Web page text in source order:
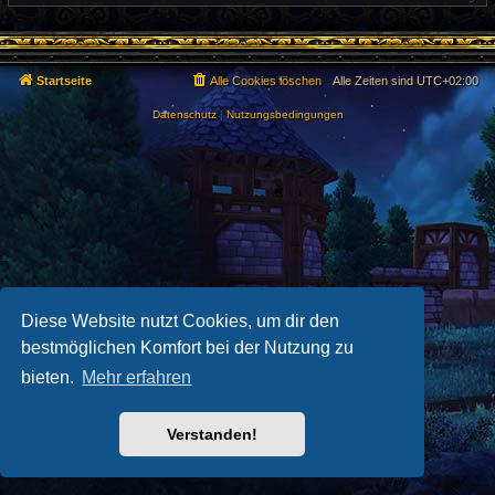
Diese Website nutzt Cookies, um dir den
bestmöglichen Komfort bei der Nutzung zu
bieten. Mehr erfahren
Verstanden!
r
g
e
r
B
e
i
t
r
Startseite Alle Zeiten sind UTC+02:00
Alle Cookies löschen
Datenschutz|Nutzungsbedingungen